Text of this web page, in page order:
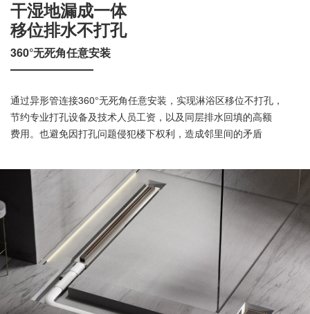
干湿地漏成一体
移位排水不打孔
360°无死角任意安装
通过异形管连接360°无死角任意安装，实现淋浴区移位不打孔，
节约专业打孔设备及技术人员工资，以及同层排水回填的高额
费用。也避免因打孔问题侵犯楼下权利，造成邻里间的矛盾